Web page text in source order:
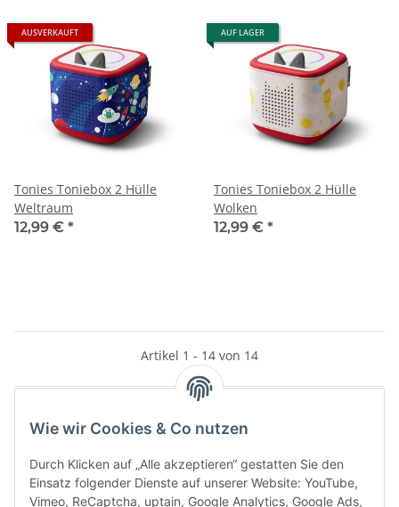
Wie wir Cookies & Co nutzen
Durch Klicken auf „Alle akzeptieren“ gestatten Sie den
Einsatz folgender Dienste auf unserer Website: YouTube,
Vimeo, ReCaptcha, uptain, Google Analytics, Google Ads,
AUSVERKAUFT
Tonies Toniebox 2 Hülle
Weltraum
12,99 € *
AUF LAGER
Tonies Toniebox 2 Hülle
Wolken
12,99 € *
Artikel 1 - 14 von 14